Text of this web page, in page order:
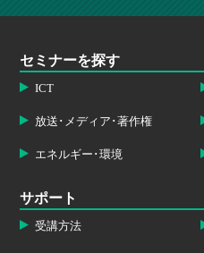
セミナーを探す
ICT
放送･メディア･著作権
エネルギー･環境
サポート
受講方法